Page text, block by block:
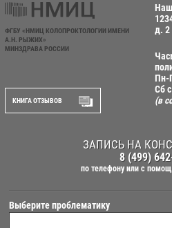
ФГБУ «НМИЦ КОЛОПРОКТОЛОГИИ ИМЕНИ
А.Н. РЫЖИХ»
МИНЗДРАВА РОССИИ
д. 2
Пн-
Сб
(в
КНИГА ОТЗЫВОВ
ЗАПИСЬ НА
8 (499)
по телефонуили с
Выберите проблематику